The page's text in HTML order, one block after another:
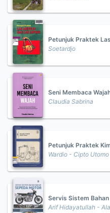
Petunjuk Praktek
Soetardjo
Seni Membaca
Claudia Sabrina
Petunjuk Praktek
Wardio - Cipto Utomo
Servis Sistem
Arif Hidayatullah -